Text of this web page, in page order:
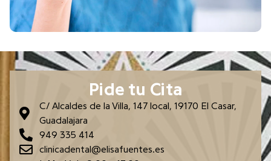
Pide tu Cita
C/ Alcaldes de la Villa, 147 local, 19170 El Casar,
Guadalajara
949 335 414
clinicadental@elisafuentes.es